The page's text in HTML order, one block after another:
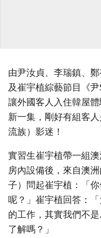
由尹汝貞、李瑞鎮、
及崔宇植綜藝節目《尹
讓外國客人入住韓屋
新一集，剛好有組客
流族）影迷！
實習生崔宇植帶一組
房內設備後，來自澳
子）問起崔宇植：「
呢？」崔宇植回答：
的工作，其實我們不
了解嗎？」